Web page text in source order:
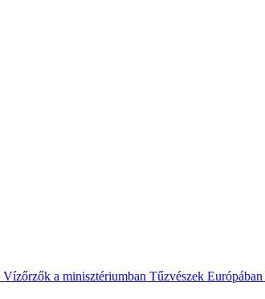
Vízőrzők a minisztériumban Tűzvészek Európában